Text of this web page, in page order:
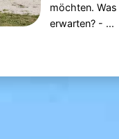
möchten.
erwarten? - ...